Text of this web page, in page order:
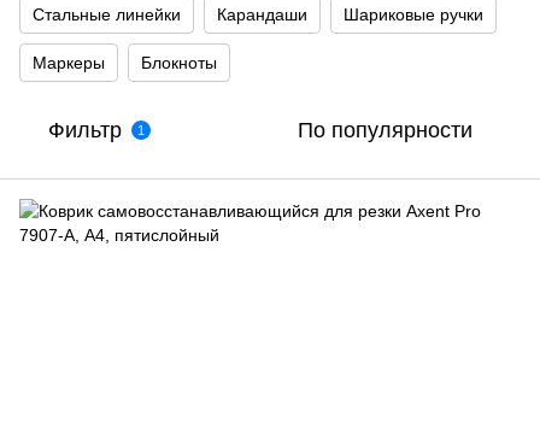
Стальные линейки Карандаши Шариковые ручки
Маркеры Блокноты
Фильтр 1 По популярности